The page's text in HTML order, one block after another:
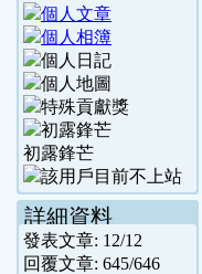
初露鋒芒
詳細資料
發表文章: 12/12
回覆文章: 645/646